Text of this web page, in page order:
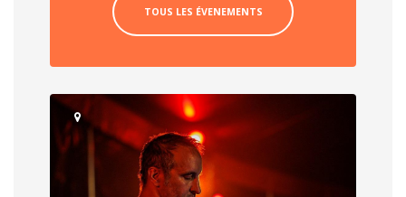
TOUS LES ÉVENEMENTS